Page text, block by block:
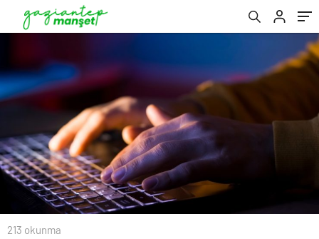
213 okunma